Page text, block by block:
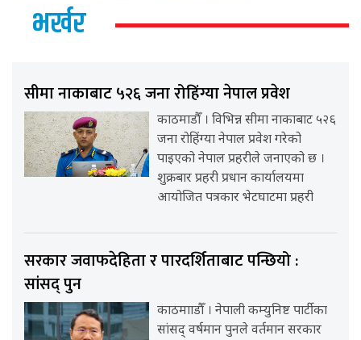
भर्खर
सीमा नाकाबाट ५२६ जना रोहिंग्या नेपाल प्रवेश
काठमाडौँ । विभिन्न सीमा नाकाबाट ५२६
जना रोहिंग्या नेपाल प्रवेश गरेको
पाइएको नेपाल प्रहरीले जनाएको छ ।
शुक्रबार प्रहरी प्रधान कार्यालयमा
आयोजित पत्रकार भेटघाटमा प्रहरी
सरकार जवाफदेहिता र पारदर्शिताबाट पन्छियो :
सांसद् पुन
काठमााडौँ । नेपाली कम्युनिष्ट पार्टीका
सांसद् वर्षमान पुनले वर्तमान सरकार